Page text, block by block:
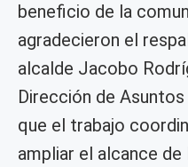
beneficio de la
agradecieron el
alcalde Jacobo
Dirección de
que el trabajo
ampliar el alcance